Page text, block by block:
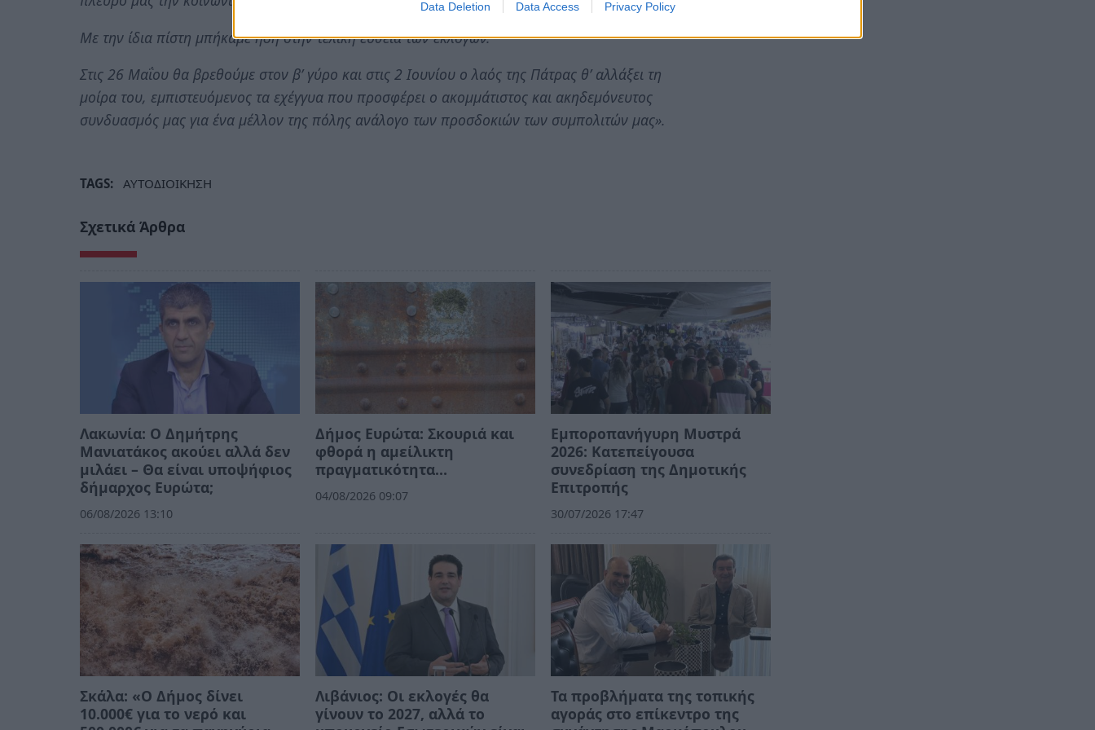
Data Deletion Data Access Privacy Policy
Με την ίδια πίστη μπήκαμε ήδη στην τελική ευθεία των εκλογών.
Στις 26 Μαΐου θα βρεθούμε στον β’ γύρο και στις 2 Ιουνίου ο λαός της Πάτρας θ’ αλλάξει τη
μοίρα του, εμπιστευόμενος τα εχέγγυα που προσφέρει ο ακομμάτιστος και ακηδεμόνευτος
συνδυασμός μας για ένα μέλλον της πόλης ανάλογο των προσδοκιών των συμπολιτών μας».
TAGS: ΑΥΤΟΔΙΟΙΚΗΣΗ
Σχετικά Άρθρα
Λακωνία: Ο Δημήτρης
Μανιατάκος ακούει αλλά δεν
μιλάει – Θα είναι υποψήφιος
δήμαρχος Ευρώτα;
06/08/2026 13:10
Δήμος Ευρώτα: Σκουριά και
φθορά η αμείλικτη
πραγματικότητα…
04/08/2026 09:07
Εμποροπανήγυρη Μυστρά
2026: Κατεπείγουσα
συνεδρίαση της Δημοτικής
Επιτροπής
30/07/2026 17:47
Σκάλα: «Ο Δήμος δίνει
10.000€ για το νερό και
Λιβάνιος: Οι εκλογές θα
γίνουν το 2027, αλλά το
Τα προβλήματα της τοπικής
αγοράς στο επίκεντρο της